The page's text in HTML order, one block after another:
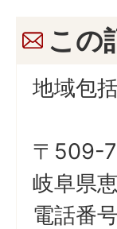
この
地域包
〒509-
岐阜県
電話番